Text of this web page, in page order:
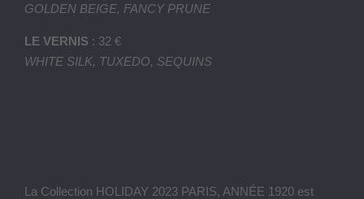
GOLDEN BEIGE, FANCY PRUNE
LE VERNIS : 32 €
WHITE SILK, TUXEDO, SEQUINS
La Collection HOLIDAY 2023 PARIS, ANNÉE 1920 est